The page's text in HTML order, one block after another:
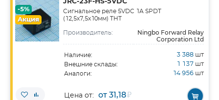
-5%
Акция
JRC-23F-HS-5VDC
Сигнальное реле 5VDC 1A SPDT
(12,5x7,5x10мм) THT
Производитель:
Ningbo Forward Relay
Corporation Ltd
Наличие: 3 388 шт
Внешние склады: 1 137 шт
Аналоги: 14 956 шт
Цена от: от 31,18₽